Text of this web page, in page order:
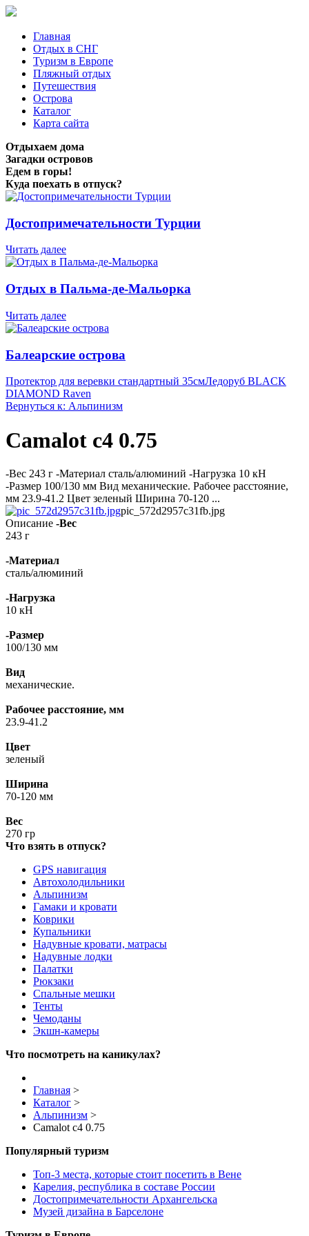
Главная
Отдых в СНГ
Туризм в Европе
Пляжный отдых
Путешествия
Острова
Каталог
Карта сайта
Отдыхаем дома
Загадки островов
Едем в горы!
Куда поехать в отпуск?
Достопримечательности Турции
Читать далее
Отдых в Пальма-де-Мальорка
Читать далее
Балеарские острова
Протектор для веревки стандартный 35смЛедоруб BLACK
DIAMOND Raven
Вернуться к: Альпинизм
Camalot c4 0.75
-Вес 243 г -Материал сталь/алюминий -Нагрузка 10 кН
-Размер 100/130 мм Вид механические. Рабочее расстояние,
мм 23.9-41.2 Цвет зеленый Ширина 70-120 ...
pic_572d2957c31fb.jpg
Описание -Вес
243 г
-Материал
сталь/алюминий
-Нагрузка
10 кН
-Размер
100/130 мм
Вид
механические.
Рабочее расстояние, мм
23.9-41.2
Цвет
зеленый
Ширина
70-120 мм
Вес
270 гр
Что взять в отпуск?
GPS навигация
Автохолодильники
Альпинизм
Гамаки и кровати
Коврики
Купальники
Надувные кровати, матрасы
Надувные лодки
Палатки
Рюкзаки
Спальные мешки
Тенты
Чемоданы
Экшн-камеры
Что посмотреть на каникулах?
Главная >
Каталог >
Альпинизм >
Camalot c4 0.75
Популярный туризм
Топ-3 места, которые стоит посетить в Вене
Карелия, республика в составе России
Достопримечательности Архангельска
Музей дизайна в Барселоне